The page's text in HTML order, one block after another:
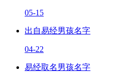
05-15
出自易经男孩名字
04-22
易经取名男孩名字